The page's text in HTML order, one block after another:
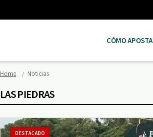
CÓMO
Home Noticias
LAS PIEDRAS
DESTACADO